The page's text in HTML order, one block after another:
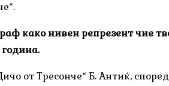
како нивен репрезент чие
от Тресонче“ Б. Антиќ,